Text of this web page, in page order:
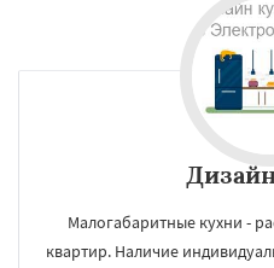
Работаем по
регионам
Малогабаритные кухни -
квартир. Наличие
УЗНАТЬ